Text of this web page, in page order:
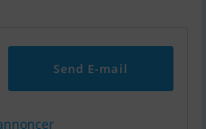
Send E-mail